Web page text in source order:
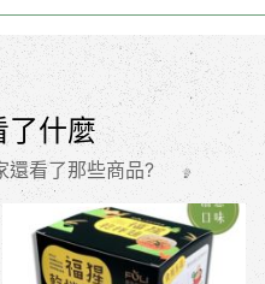
了什麼
還看了那些商品?